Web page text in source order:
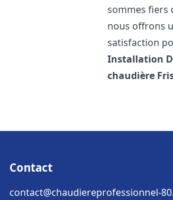
sommes fiers
nous offrons
satisfaction
Installation
chaudière
Contact
contact@chaudiereprofessionnel-